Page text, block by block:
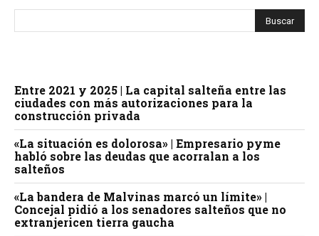
Entre 2021 y 2025 | La capital salteña entre las
ciudades con más autorizaciones para la
construcción privada
«La situación es dolorosa» | Empresario pyme
habló sobre las deudas que acorralan a los
salteños
«La bandera de Malvinas marcó un límite» |
Concejal pidió a los senadores salteños que no
extranjericen tierra gaucha